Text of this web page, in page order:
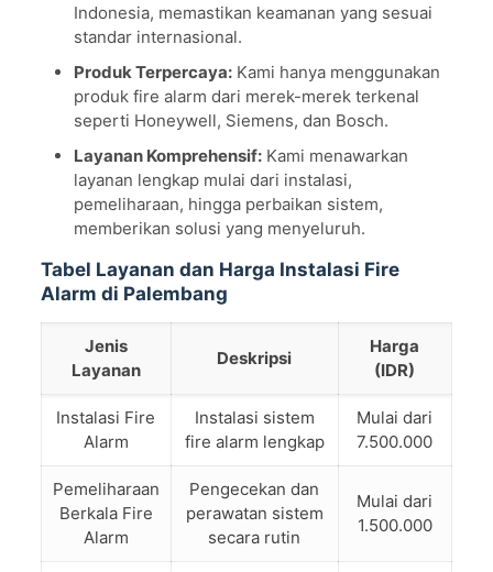
Indonesia, memastikan keamanan yang sesuai
standar internasional.
Produk Terpercaya:Kami hanya menggunakan
produk fire alarm dari merek-merek terkenal
seperti Honeywell, Siemens, dan Bosch.
Layanan Komprehensif:Kami menawarkan
layanan lengkap mulai dari instalasi,
pemeliharaan, hingga perbaikan sistem,
memberikan solusi yang menyeluruh.
Tabel Layanan dan Harga Instalasi Fire
Alarm di Palembang
Jenis
Layanan
Deskripsi
Harga
(IDR)
Instalasi Fire
Alarm
Instalasi sistem
fire alarm lengkap
Mulai dari
7.500.000
Pemeliharaan
Berkala Fire
Alarm
Pengecekan dan
perawatan sistem
secara rutin
Mulai dari
1.500.000